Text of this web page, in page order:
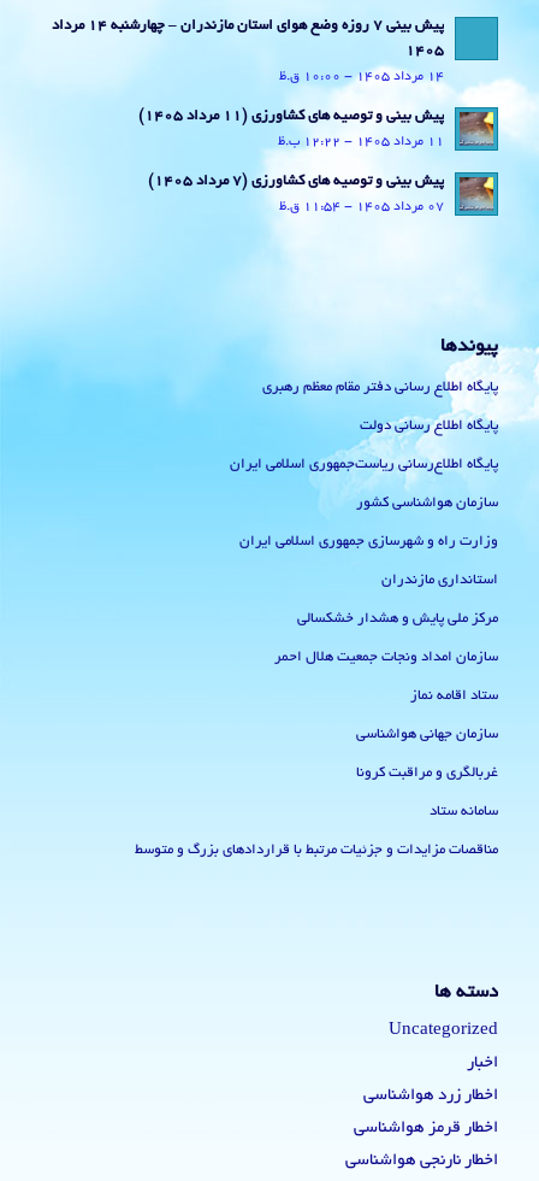
پیش بینی 7 روزه وضع هوای استان مازندران – چهارشنبه 14 مرداد
1405
14 مرداد 1405 - 10:00 ق.ظ
پیش بینی و توصیه های کشاورزی (11 مرداد ۱۴۰۵)
11 مرداد 1405 - 12:22 ب.ظ
پیش بینی و توصیه های کشاورزی (7 مرداد ۱۴۰۵)
07 مرداد 1405 - 11:54 ق.ظ
پیوندها
پایگاه اطلاع رسانی دفتر مقام معظم رهبری
پایگاه اطلاع رسانی دولت
پایگاه اطلاع‌رسانی ریاست‌جمهوری اسلامی ایران
سازمان هواشناسی کشور
وزارت راه و شهرسازی جمهوری اسلامی ایران
استانداری مازندران
مرکز ملی پایش و هشدار خشکسالی
سازمان امداد ونجات جمعیت هلال احمر
ستاد اقامه نماز
سازمان جهانی هواشناسی
غربالگری و مراقبت کرونا
سامانه ستاد
مناقصات مزایدات و جزئیات مرتبط با قراردادهای بزرگ و متوسط
دسته ها
Uncategorized
اخبار
اخطار زرد هواشناسی
اخطار قرمز هواشناسی
اخطار نارنجی هواشناسی